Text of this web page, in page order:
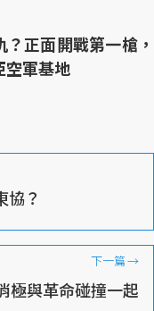
正面開戰第一槍，
空軍基地
協？
下一篇→
極與革命碰撞一起